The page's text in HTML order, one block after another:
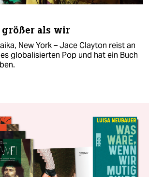
größer als wir
New York – Jace Clayton reist an
globalisierten Pop und hat ein Buch